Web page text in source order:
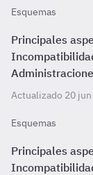
Esquemas
Principales
Actualizado 20
Esquemas
Principales